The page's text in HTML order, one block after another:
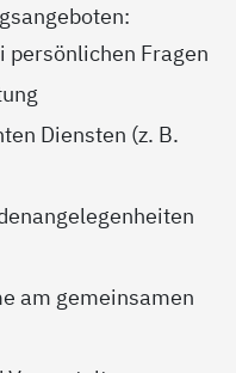
Fragen
Diensten (z. B.
am gemeinsamen